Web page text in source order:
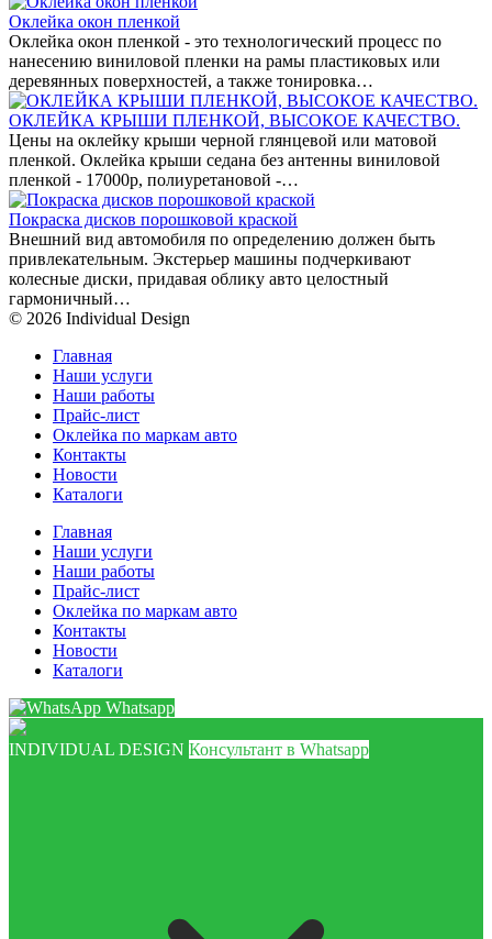
Оклейка окон пленкой
Оклейка окон пленкой - это технологический процесс по
нанесению виниловой пленки на рамы пластиковых или
деревянных поверхностей, а также тонировка…
ОКЛЕЙКА КРЫШИ ПЛЕНКОЙ, ВЫСОКОЕ КАЧЕСТВО.
Цены на оклейку крыши черной глянцевой или матовой
пленкой. Оклейка крыши седана без антенны виниловой
пленкой - 17000р, полиуретановой -…
Покраска дисков порошковой краской
Внешний вид автомобиля по определению должен быть
привлекательным. Экстерьер машины подчеркивают
колесные диски, придавая облику авто целостный
гармоничный…
© 2026 Individual Design
Главная
Наши услуги
Наши работы
Прайс-лист
Оклейка по маркам авто
Контакты
Новости
Каталоги
Главная
Наши услуги
Наши работы
Прайс-лист
Оклейка по маркам авто
Контакты
Новости
Каталоги
Whatsapp
INDIVIDUAL DESIGN Консультант в Whatsapp